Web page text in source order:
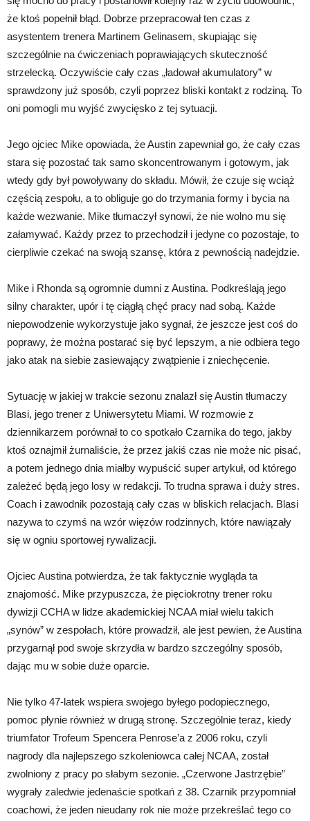
że ktoś popełnił błąd. Dobrze przepracował ten czas z
asystentem trenera Martinem Gelinasem, skupiając się
szczególnie na ćwiczeniach poprawiających skuteczność
strzelecką. Oczywiście cały czas „ładował akumulatory” w
sprawdzony już sposób, czyli poprzez bliski kontakt z rodziną. To
oni pomogli mu wyjść zwycięsko z tej sytuacji.
Jego ojciec Mike opowiada, że Austin zapewniał go, że cały czas
stara się pozostać tak samo skoncentrowanym i gotowym, jak
wtedy gdy był powoływany do składu. Mówił, że czuje się wciąż
częścią zespołu, a to obliguje go do trzymania formy i bycia na
każde wezwanie. Mike tłumaczył synowi, że nie wolno mu się
załamywać. Każdy przez to przechodził i jedyne co pozostaje, to
cierpliwie czekać na swoją szansę, która z pewnością nadejdzie.
Mike i Rhonda są ogromnie dumni z Austina. Podkreślają jego
silny charakter, upór i tę ciągłą chęć pracy nad sobą. Każde
niepowodzenie wykorzystuje jako sygnał, że jeszcze jest coś do
poprawy, że można postarać się być lepszym, a nie odbiera tego
jako atak na siebie zasiewający zwątpienie i zniechęcenie.
Sytuację w jakiej w trakcie sezonu znalazł się Austin tłumaczy
Blasi, jego trener z Uniwersytetu Miami. W rozmowie z
dziennikarzem porównał to co spotkało Czarnika do tego, jakby
ktoś oznajmił żurnaliście, że przez jakiś czas nie może nic pisać,
a potem jednego dnia miałby wypuścić super artykuł, od którego
zależeć będą jego losy w redakcji. To trudna sprawa i duży stres.
Coach i zawodnik pozostają cały czas w bliskich relacjach. Blasi
nazywa to czymś na wzór więzów rodzinnych, które nawiązały
się w ogniu sportowej rywalizacji.
Ojciec Austina potwierdza, że tak faktycznie wygląda ta
znajomość. Mike przypuszcza, że pięciokrotny trener roku
dywizji CCHA w lidze akademickiej NCAA miał wielu takich
„synów” w zespołach, które prowadził, ale jest pewien, że Austina
przygarnął pod swoje skrzydła w bardzo szczególny sposób,
dając mu w sobie duże oparcie.
Nie tylko 47-latek wspiera swojego byłego podopiecznego,
pomoc płynie również w drugą stronę. Szczególnie teraz, kiedy
triumfator Trofeum Spencera Penrose’a z 2006 roku, czyli
nagrody dla najlepszego szkoleniowca całej NCAA, został
zwolniony z pracy po słabym sezonie. „Czerwone Jastrzębie”
wygrały zaledwie jedenaście spotkań z 38. Czarnik przypomniał
coachowi, że jeden nieudany rok nie może przekreślać tego co